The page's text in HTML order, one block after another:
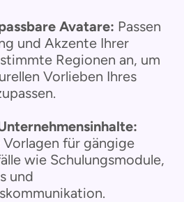
Avatare: Passen
und Akzente Ihrer
Regionen an, um
Vorlieben Ihres
für gängige
wie Schulungsmodule,
und